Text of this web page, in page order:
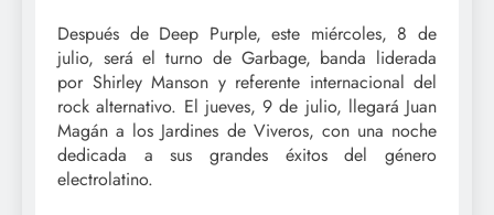
Después de Deep Purple, este miércoles, 8 de
julio, será el turno de Garbage, banda liderada
por Shirley Manson y referente internacional del
rock alternativo. El jueves, 9 de julio, llegará Juan
Magán a los Jardines de Viveros, con una noche
dedicada a sus grandes éxitos del género
electrolatino.